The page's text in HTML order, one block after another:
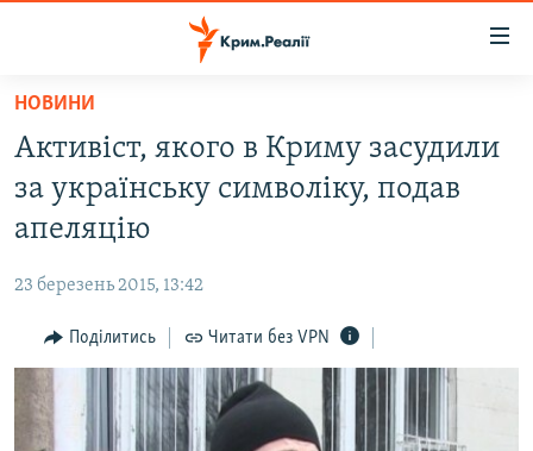
Перейти
основного
матеріалу
Перейти
до
основної
навігації
Перейти
до
пошуку
ВІДЕО ТА ФОТО
БЛОГИ
ПОГЛЯД
ІНТЕРВ'Ю
ВСЕ ЗА ДЕНЬ
НОВИНИ
Активіст, якого в Криму засудили
за українську символіку, подав
апеляцію
23 березень 2015, 13:42
Поділитись Читати без VPN